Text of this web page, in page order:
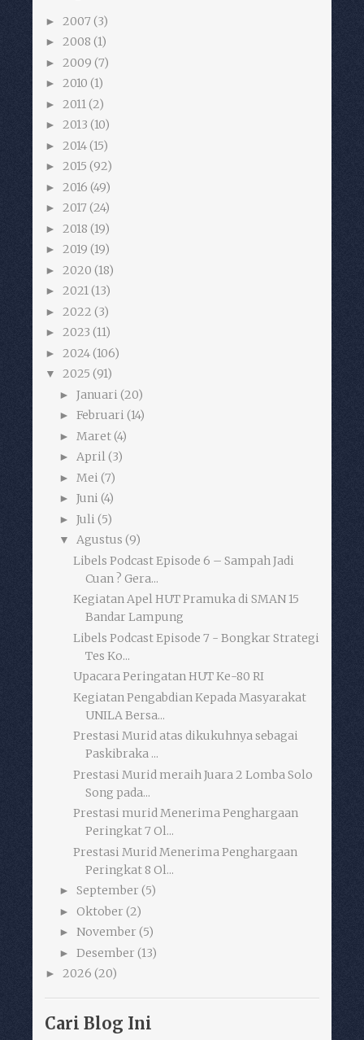
► 2007 (3)
► 2008 (1)
► 2009 (7)
► 2010 (1)
► 2011 (2)
► 2013 (10)
► 2014(15)
► 2015 (92)
► 2016 (49)
► 2017 (24)
► 2018 (19)
► 2019 (19)
► 2020 (18)
► 2021(13)
► 2022 (3)
► 2023 (11)
► 2024(106)
▼ 2025 (91)
► Januari (20)
► Februari (14)
► Maret(4)
► April(3)
► Mei (7)
► Juni (4)
► Juli (5)
▼ Agustus (9)
Libels Podcast Episode 6 – Sampah Jadi
Cuan ? Gera...
Kegiatan Apel HUT Pramuka di SMAN 15
Bandar Lampung
Libels Podcast Episode 7 - Bongkar Strategi
Tes Ko...
Upacara Peringatan HUT Ke-80 RI
Kegiatan Pengabdian Kepada Masyarakat
UNILA Bersa...
Prestasi Murid atas dikukuhnya sebagai
Paskibraka ...
Prestasi Murid meraih Juara 2 Lomba Solo
Song pada...
Prestasi murid Menerima Penghargaan
Peringkat 7 Ol...
Prestasi Murid Menerima Penghargaan
Peringkat 8 Ol...
► September (5)
► Oktober (2)
► November (5)
► Desember (13)
► 2026 (20)
Cari Blog Ini